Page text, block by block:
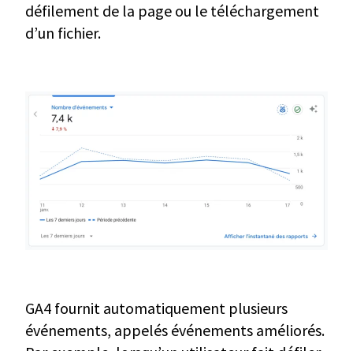
défilement de la page ou le téléchargement
d’un fichier.
GA4 fournit automatiquement plusieurs
événements, appelés événements améliorés.